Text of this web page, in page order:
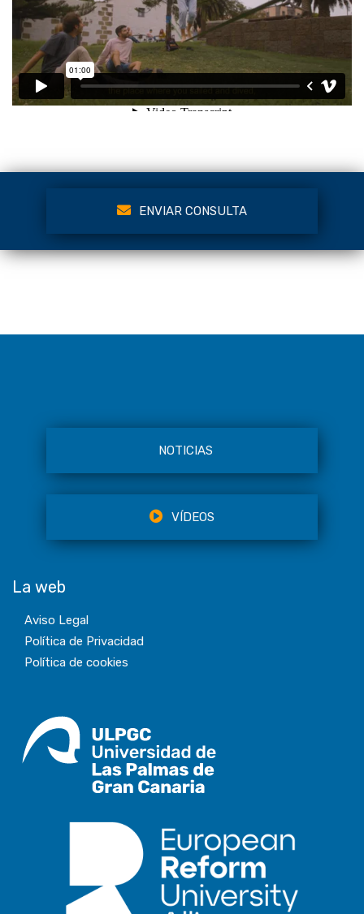
ENVIAR CONSULTA
NOTICIAS
VÍDEOS
La web
Aviso Legal
Política de Privacidad
Política de cookies